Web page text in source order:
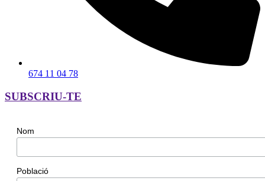
674 11 04 78
SUBSCRIU-TE
Nom
Població